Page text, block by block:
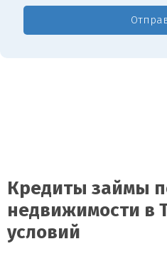
Кредиты займы
недвижимости в
условий